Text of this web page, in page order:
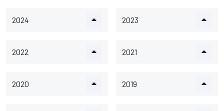
2024 2023
2022 2021
2020 2019